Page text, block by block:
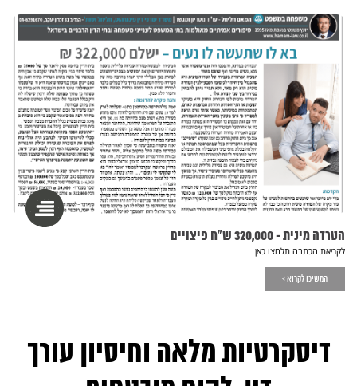
הטרדה מינית - 320,000 ש"ח פיצויים
לקריאת הכתבה תלחצו כאן
המשיכו לקרוא >
דיסקרטיות מלאה וחיסיון עורך